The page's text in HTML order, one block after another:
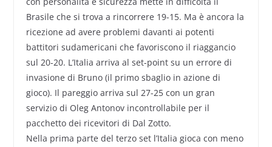
Brasile che si trova a rincorrere 19-15. Ma è ancora la
ricezione ad avere problemi davanti ai potenti
battitori sudamericani che favoriscono il riaggancio
sul 20-20. L’Italia arriva al set-point su un errore di
invasione di Bruno (il primo sbaglio in azione di
gioco). Il pareggio arriva sul 27-25 con un gran
servizio di Oleg Antonov incontrollabile per il
pacchetto dei ricevitori di Dal Zotto.
Nella prima parte del terzo set l’Italia gioca con meno